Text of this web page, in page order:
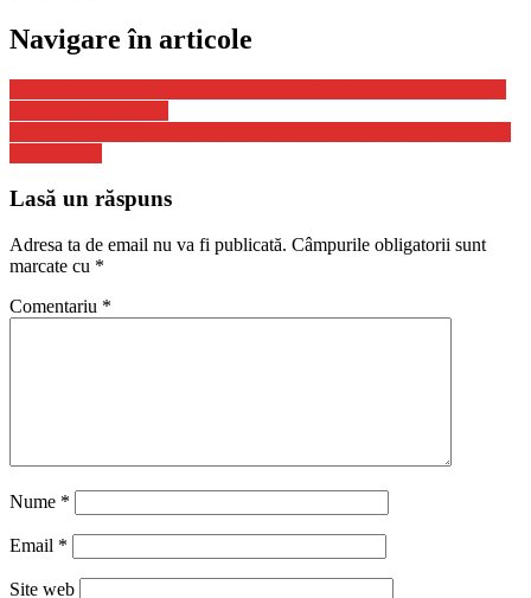
Navigare în articole
Lasă un răspuns
Adresa ta de email nu va fi publicată. Câmpurile obligatorii sunt
marcate cu *
Comentariu *
Nume *
Email *
Site web